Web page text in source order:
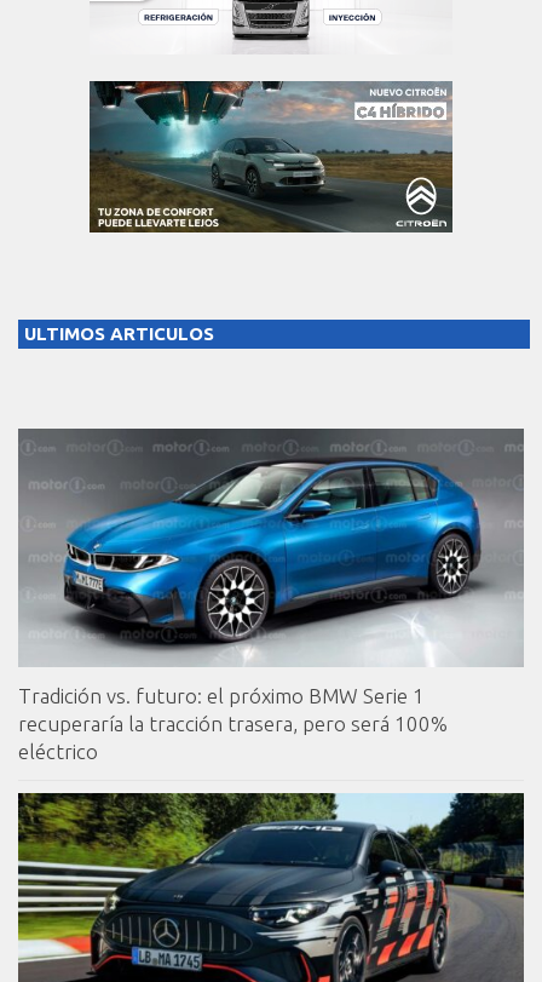
ULTIMOS ARTICULOS
Tradición vs. futuro: el próximo BMW Serie 1
recuperaría la tracción trasera, pero será 100%
eléctrico